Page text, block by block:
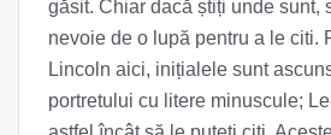
găsit. Chiar dacă știți unde sunt,
nevoie de o lupă pentru a le citi.
Lincoln aici, inițialele sunt
portretului cu litere minuscule;